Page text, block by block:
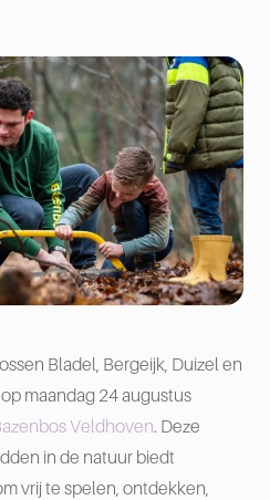
Bladel, Bergeijk, Duizel en
maandag 24 augustus
Veldhoven. Deze
in de natuur biedt
vrij te spelen, ontdekken,